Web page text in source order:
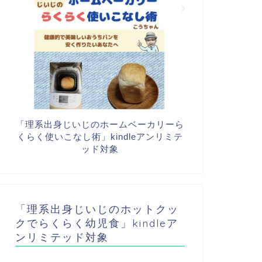
「理系出身じいじのホームベーカリーら
くらく使いこなし術」kindleアンリミテ
ッド対象
「理系出身じいじのホットクッ
クでらくらく幼児食」kindleア
ンリミテッド対象